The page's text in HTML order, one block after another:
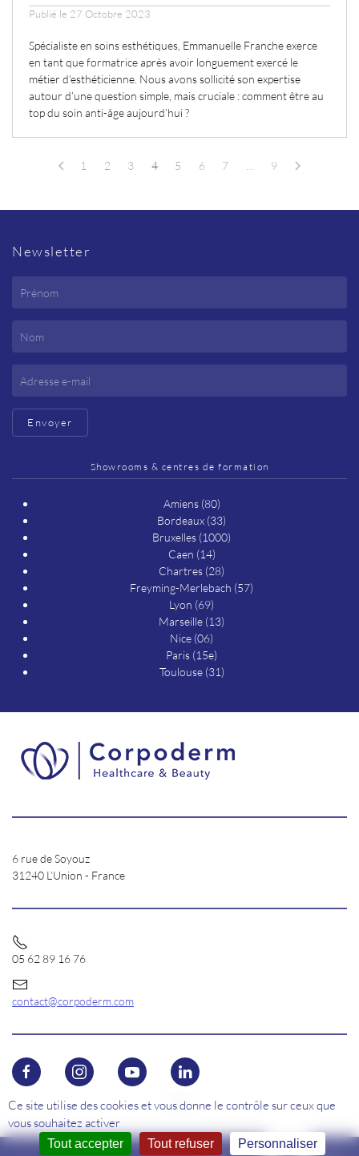
Publié le 27 Octobre 2023
Spécialiste en soins esthétiques, Emmanuelle Franche exerce
en tant que formatrice après avoir longuement exercé le
métier d’esthéticienne. Nous avons sollicité son expertise
autour d’une question simple, mais cruciale : comment être au
top du soin anti-âge aujourd’hui?
1 2 3 4 5 6 7 9
Newsletter
Envoyer
Showrooms & centres de formation
Amiens (80)
Bordeaux (33)
Bruxelles (1000)
Caen (14)
Chartres (28)
Freyming-Merlebach (57)
Lyon (69)
Marseille (13)
Nice (06)
Paris (15e)
Toulouse (31)
6 rue de Soyouz
31240 L’Union - France
05 62 89 16 76
contact@corpoderm.com
Ce site utilise des cookies et vous donne le contrôle sur ceux que
vous souhaitez activer
Tout accepter Tout refuser Personnaliser